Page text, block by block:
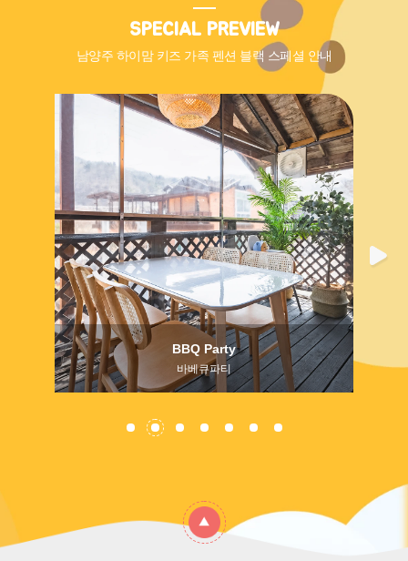
SPECIAL PREVIEW
남양주 하이맘 키즈 가족 펜션 블랙 스페셜 안내
BBQ Party
바베큐파티